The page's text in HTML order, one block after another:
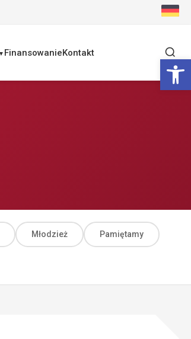
FinansowanieKontakt
Młodzież Pamiętamy